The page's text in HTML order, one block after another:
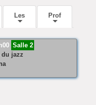
Les Prof
Salle 2
du jazz